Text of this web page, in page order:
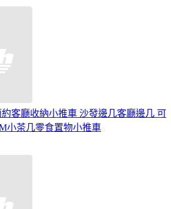
約客廳收納小推車 沙發邊几客廳邊几 可
小茶几零食置物小推車